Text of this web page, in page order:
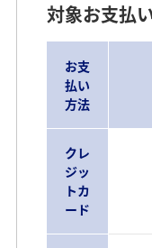
対象お支払
お支
払い
方法
クレ
ジッ
トカ
ード